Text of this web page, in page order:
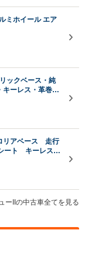
ミホイール エア
ックベース・純
キーレス・革巻き
リアベース 走行
ート キーレス
ーIIの中古車全てを見る